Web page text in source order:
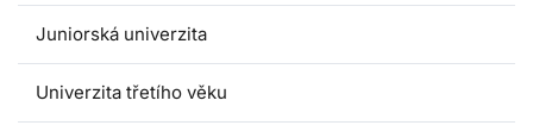
Juniorská univerzita
Univerzita třetího věku